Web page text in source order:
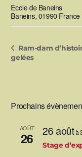
Ecole de Baneins
Baneins, 01990 France
Ram-dam
gelées
Prochains
AOÛT
26 26 aoûtà
Stage